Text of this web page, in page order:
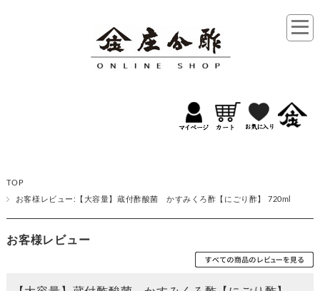
TOP
お客様レビュー:【大容量】蔵付酢酸菌 かすみくろ酢【にごり酢】 720ml
お客様レビュー